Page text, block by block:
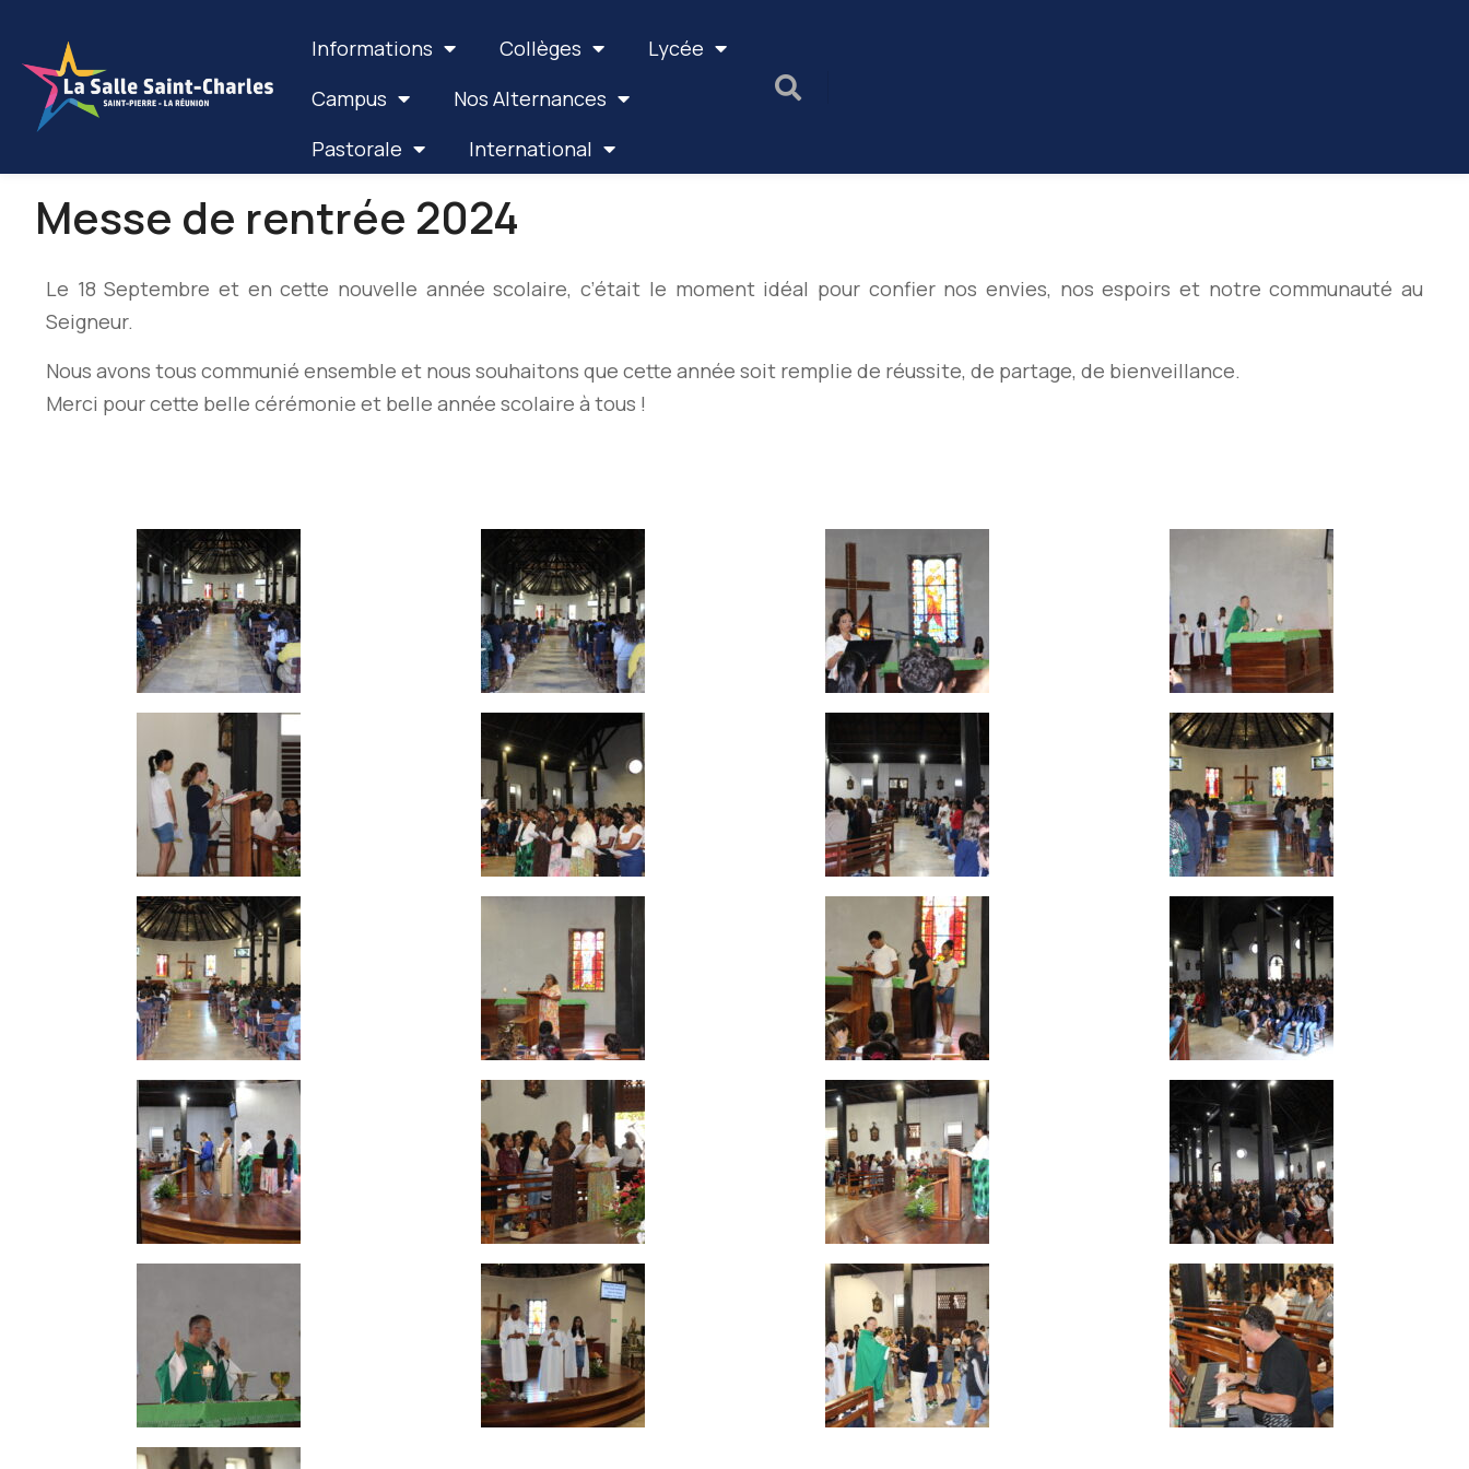
Informations Collèges
Lycée
Campus
Nos Alternances
Pastorale
International
Messe de rentrée 2024
Le 18 Septembre et en cette nouvelle année scolaire, c’était le moment idéal pour confier nos envies, nos espoirs et notre communauté au
Seigneur.
Nous avons tous communié ensemble et nous souhaitons que cette année soit remplie de réussite, de partage, de bienveillance.
Merci pour cette belle cérémonie et belle année scolaire à tous !